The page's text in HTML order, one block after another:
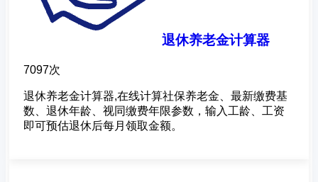
退休养老金计算器
7097次
退休养老金计算器,在线计算社保养老金、最新缴费基
数、退休年龄、视同缴费年限参数，输入工龄、工资
即可预估退休后每月领取金额。